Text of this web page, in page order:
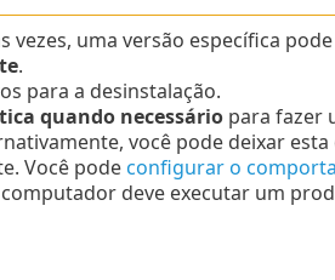
uma versão específica
.
para a desinstalação.
quando necessáriopara fazer
você pode deixar esta
Você podeconfigurar o
computador deve executar um